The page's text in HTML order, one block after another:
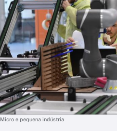
Micro e pequena indústria